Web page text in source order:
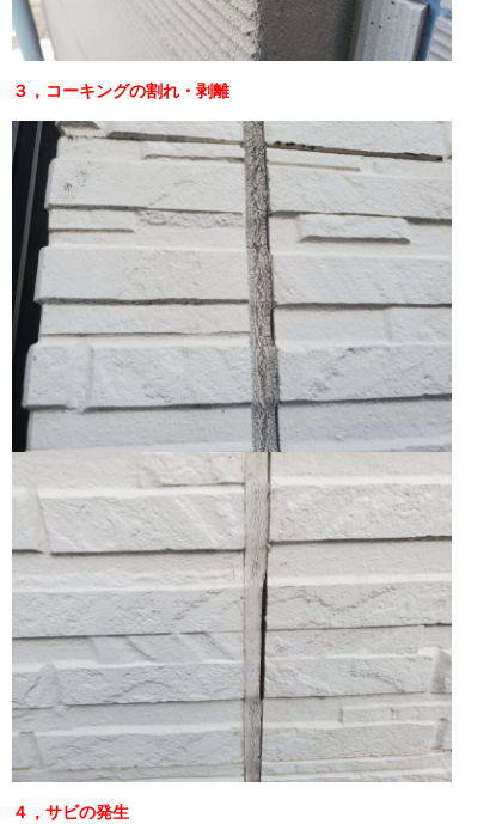
３，コーキングの割れ・剥離
４，サビの発生